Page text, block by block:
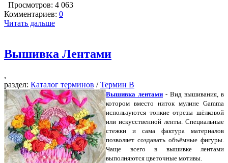
Просмотров: 4 063
Комментариев: 0
Читать дальше
Вышивка Лентами
,
раздел: Каталог терминов /Термин В
Вышивка лентами - Вид вышивания, в
котором вместо ниток мулине Gamma
используются тонкие отрезы шёлковой
или искусственной ленты. Специальные
стежки и сама фактура материалов
позволяет создавать объёмные фигуры.
Чаще всего в вышивке лентами
выполняются цветочные мотивы.